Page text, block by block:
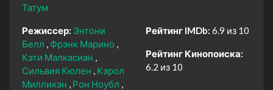
Татум
Режиссер: Энтони
Белл
Фрэнк Марино
Кэти Малкасиан
Сильвия Кюлен
Кэрол
Милликэн
Рон Ноубл
Рейтинг IMDb: 6.9 из 10
Рейтинг Кинопоиска:
6.2 из 10